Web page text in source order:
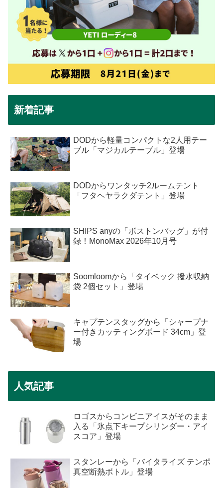
新着記事
DODから軽量コンパクトな2人用テー
ブル「マジカルテーブル」登場
DODからワンタッチ2ルームテント
「フタヘヤラクダテント」登場
SHIPS anyの「ボストンバッグ」が付
録！MonoMax 2026年10月号
Soomloomから「タイベック 撥水収納
袋 2個セット」登場
キャプテンスタッグから「シャープナ
ー付きカッティングボード 34cm」登
場
人気記事
ロゴスからコンビニアイスがそのまま
入る「氷点下キープシリンダー・アイ
スコア」登場
スタンレーから「バイタライズ テンポ
真空断熱ボトル」登場